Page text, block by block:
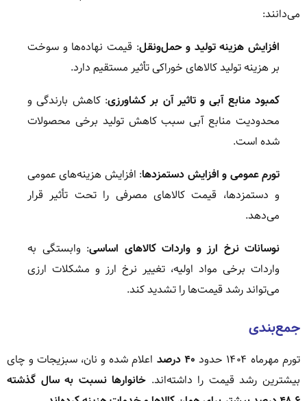
می‌دانند:
افزایش هزینه تولید و حمل‌ونقل: قیمت نهاده‌ها و سوخت
بر هزینه تولید کالاهای خوراکی تأثیر مستقیم دارد.
کمبود منابع آبی و تاثیر آن بر کشاورزی: کاهش بارندگی و
محدودیت منابع آبی سبب کاهش تولید برخی محصولات
شده است.
تورم عمومی و افزایش دستمزدها: افزایش هزینه‌های عمومی
و دستمزدها، قیمت کالاهای مصرفی را تحت تأثیر قرار
می‌دهد.
نوسانات نرخ ارز و واردات کالاهای اساسی: وابستگی به
واردات برخی مواد اولیه، تغییر نرخ ارز و مشکلات ارزی
می‌تواند رشد قیمت‌ها را تشدید کند.
جمع‌بندی
تورم مهرماه ۱۴۰۴ حدود ۴۰ درصد
اعلام شده و نان، سبزیجات و چای
بیشترین رشد قیمت را داشته‌اند. خانوارها نسبت به سال گذشته